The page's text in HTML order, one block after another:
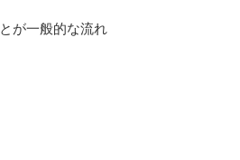
が一般的な流れ